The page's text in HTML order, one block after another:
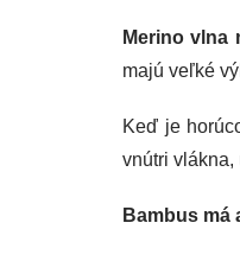
Merino vlna
majú veľké
Keď je
vnútri vlákna,
Bambus má